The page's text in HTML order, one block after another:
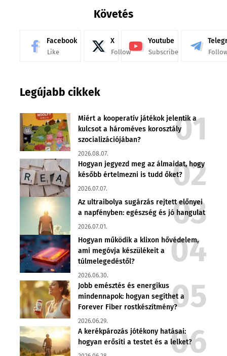
Követés
Facebook
Like
X
Follow
Youtube
Subscribe
Legújabb cikkek
Miért a kooperatív játékok jelentik a
kulcsot a hároméves korosztály
szocializációjában?
2026.08.07.
Hogyan jegyezd meg az álmaidat, hogy
később értelmezni is tudd őket?
2026.07.07.
Az ultraibolya sugárzás rejtett előnyei
a napfényben: egészség és jó hangulat
2026.07.01.
Hogyan működik a klixon hővédelem,
ami megóvja készülékeit a
túlmelegedéstől?
2026.06.30.
Jobb emésztés és energikus
mindennapok: hogyan segíthet a
Forever Fiber rostkészítmény?
2026.06.29.
A kerékpározás jótékony hatásai:
hogyan erősíti a testet és a lelket?